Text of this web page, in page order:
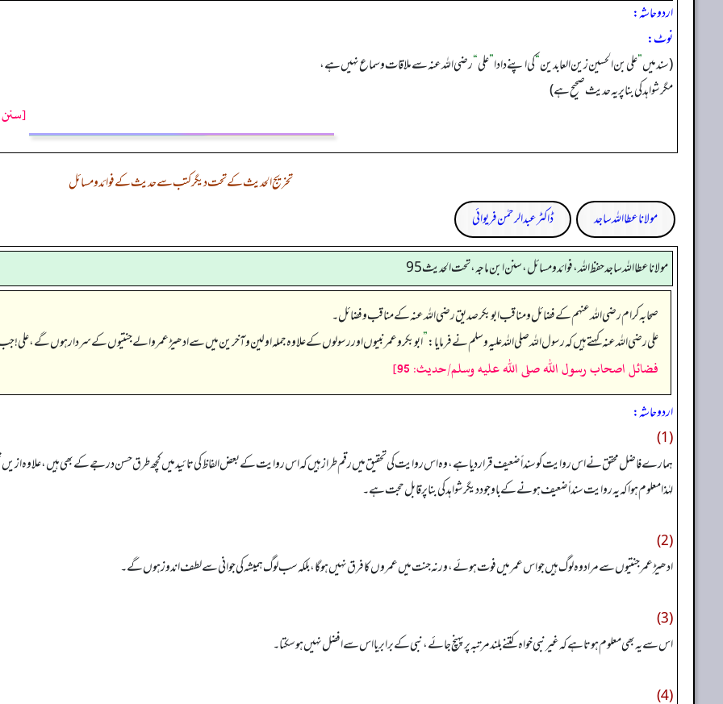
اردو حاشہ:
نوٹ:
(سند میں”علی بن الحسین زین العابدین“کی اپنے دادا”علی“رضی اللہ عنہ سے ملاقات و سماع نہیں ہے،
مگر شواہد کی بنا پر یہ حدیث صحیح ہے)
[سنن
تخریج الحدیث کے تحت دیگر کتب سے حدیث کے فوائد و مسائل
مولانا عطا اللہ ساجد
ڈاکٹر عبدالرحمٰن فریوائی
مولانا عطا الله ساجد حفظ الله، فوائد و مسائل، سنن ابن ماجه، تحت الحديث95
صحابہ کرام رضی اللہ عنہم کے فضائل و مناقب ابوبکر صدیق رضی اللہ عنہ کے مناقب و فضائل۔
علی رضی اللہ عنہ کہتے ہیں کہ رسول اللہ صلی اللہ علیہ وسلم نے فرمایا:”ابوبکرو عمر نبیوں اور رسولوں کے علاوہ جملہ اولین و آخرین میں سے ادھیڑ عمر والے جنتیوں کے سردار ہوں گے، علی!
فضائل اصحاب رسول الله صلى الله عليه وسلم/حدیث: 95]
اردو حاشہ:
(1)
ہمارے فاضل محقق نے اس روایت کو سنداً ضعیف قرار دیا ہے، وہ اس روایت کی تحقیق میں رقم طراز ہیں کہ اس روایت کے بعض الفاظ کی تائید میں کچھ طرق حسن درجے کے بھی ہیں، علاوہ ازیں شیخ
لہٰذا معلوم ہوا کہ یہ روایت سنداً ضعیف ہونے کے باوجود دیگر شواہد کی بنا پر قابل حجت ہے۔
(2)
ادھیڑ عمر جنتیوں سے مراد وہ لوگ ہیں جو اس عمر میں فوت ہوئے، ورنہ جنت میں عمروں کا فرق نہیں ہو گا، بلکہ سب لوگ ہمیشہ کی جوانی سے لطف اندوز ہوں گے۔
(3)
اس سے یہ بھی معلوم ہوتا ہے کہ غیر نبی خواہ کتنے بلند مرتبہ پر پہنچ جائے، نبی کے برابر یا اس سے افضل نہیں ہو سکتا۔
(4)